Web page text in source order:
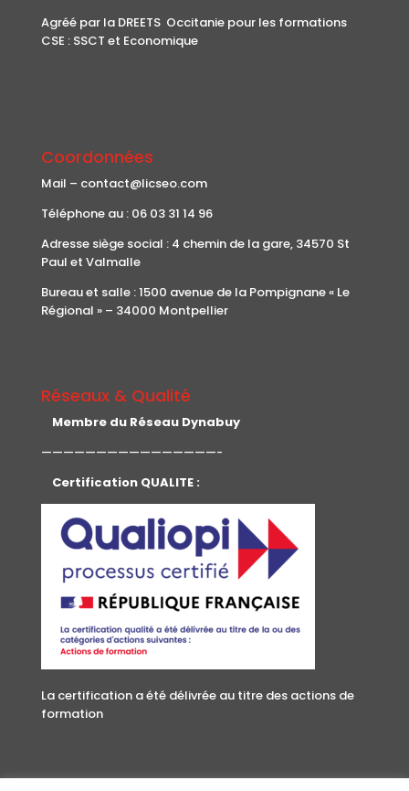
Agréé par la DREETS Occitanie pour les formations
CSE : SSCT et Economique
Coordonnées
Mail – contact@licseo.com
Téléphone au : 06 03 31 14 96
Adresse siège social : 4 chemin de la gare, 34570 St
Paul et Valmalle
Bureau et salle : 1500 avenue de la Pompignane « Le
Régional » – 34000 Montpellier
Réseaux & Qualité
Membre du Réseau Dynabuy
————————————————-
Certification QUALITE :
La certification a été délivrée au titre des actions de
formation